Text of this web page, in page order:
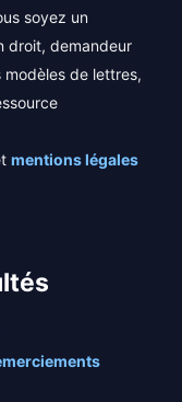
soyez un
droit, demandeur
de lettres,
mentions légales